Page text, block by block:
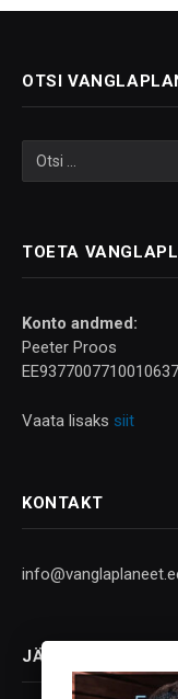
OTSI
TOETA
Konto andmed:
Peeter Proos
Vaata lisaks siit
KONTAKT
JÄLGI